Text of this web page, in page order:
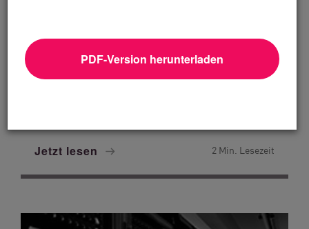
PDF-Version herunterladen
Technologielösungen
How SEP2 Delivers Specialized Cyber
Jetzt lesen 2 Min. Lesezeit